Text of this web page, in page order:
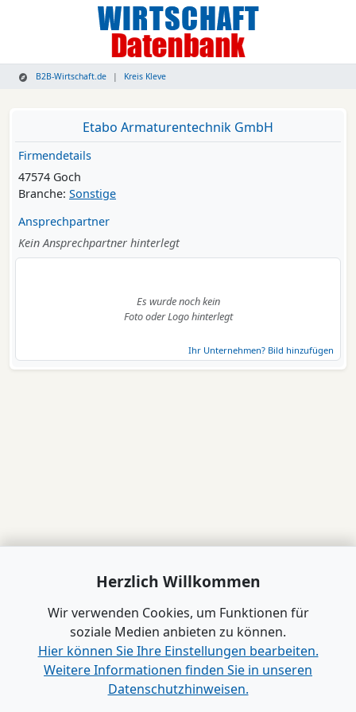
B2B-Wirtschaft.de Kreis Kleve
Etabo Armaturentechnik GmbH
Firmendetails
47574 Goch
Branche: Sonstige
Ansprechpartner
Kein Ansprechpartner hinterlegt
Es wurde noch kein
Foto oder Logo hinterlegt
Ihr Unternehmen? Bild hinzufügen
Herzlich Willkommen
Wir verwenden Cookies, um Funktionen für
soziale Medien anbieten zu können.
Hier können Sie Ihre Einstellungen bearbeiten.
Weitere Informationen finden Sie in unseren
Datenschutzhinweisen.